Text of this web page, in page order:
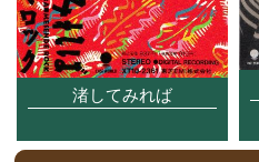
渚してみれば